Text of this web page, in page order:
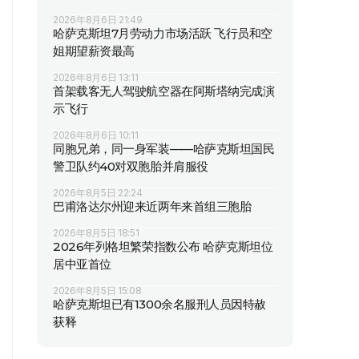
2026年8月6日 21:49
哈萨克斯坦7月劳动力市场活跃 飞行员和空
姐期望薪资最高
2026年8月6日 13:11
首架载客无人驾驶航空器在阿斯塔纳完成演
示飞行
2026年8月6日 10:11
同胞兄弟，同一身军装——哈萨克斯坦国民
警卫队约40对双胞胎并肩服役
2026年8月5日 22:24
巴甫洛达尔州迎来近两年来首组三胞胎
2026年8月5日 18:51
2026年列格坦繁荣指数公布 哈萨克斯坦位
居中亚首位
2026年8月5日 15:08
哈萨克斯坦已有1300余名服刑人员因特赦
获释